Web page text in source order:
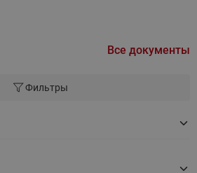
Все документы
Фильтры